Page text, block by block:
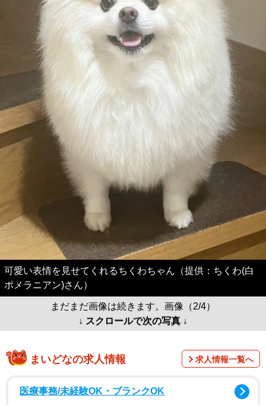
可愛い表情を見せてくれるちくわちゃん（提供：ちくわ(白
ポメラニアン)さん）
まだまだ画像は続きます。画像（2/4）
↓ スクロールで次の写真 ↓
まいどなの求人情報 求人情報一覧へ
医療事務/未経験OK・ブランクOK